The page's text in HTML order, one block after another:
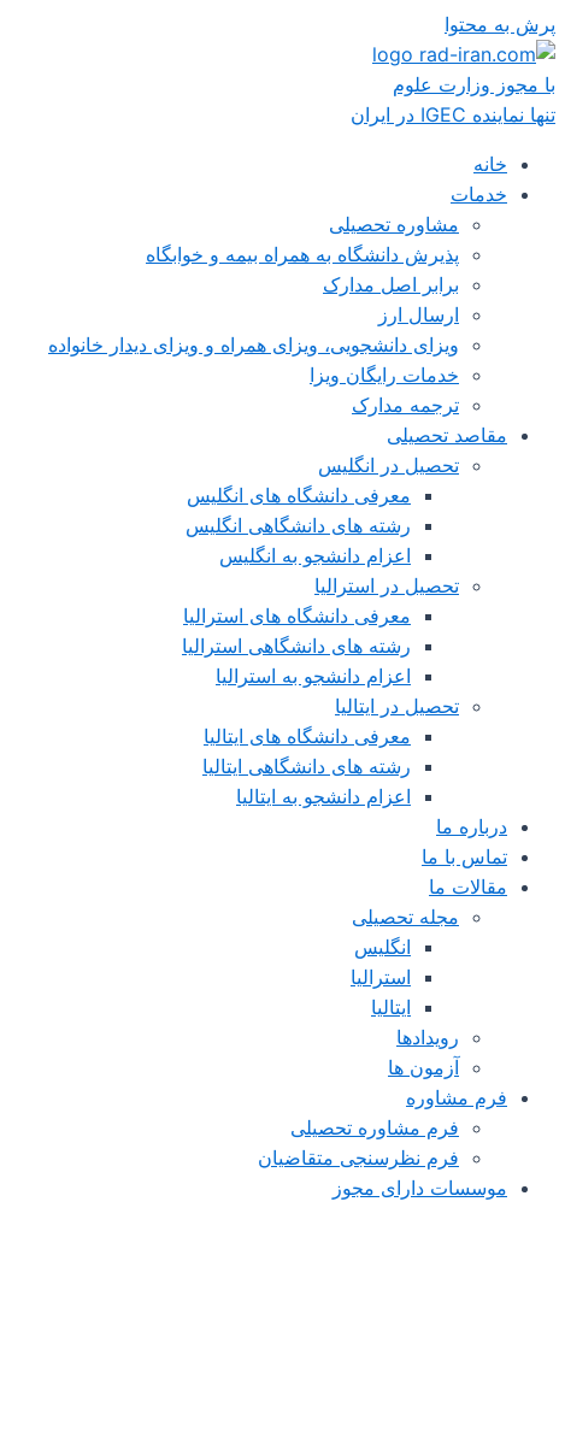
پرش به محتوا
با مجوز وزارت علوم
تنها نماینده IGEC در ایران
خانه
خدمات
مشاوره تحصیلی
پذیرش دانشگاه به همراه بیمه و خوابگاه
برابر اصل مدارک
ارسال ارز
ویزای دانشجویی، ویزای همراه و ویزای دیدار خانواده
خدمات رایگان ویزا
ترجمه مدارک
مقاصد تحصیلی
تحصیل در انگلیس
معرفی دانشگاه های انگلیس
رشته های دانشگاهی انگلیس
اعزام دانشجو به انگلیس
تحصیل در استرالیا
معرفی دانشگاه های استرالیا
رشته های دانشگاهی استرالیا
اعزام دانشجو به استرالیا
تحصیل در ایتالیا
معرفی دانشگاه های ایتالیا
رشته های دانشگاهی ایتالیا
اعزام دانشجو به ایتالیا
درباره ما
تماس با ما
مقالات ما
مجله تحصیلی
انگلیس
استرالیا
ایتالیا
رویدادها
آزمون ها
فرم مشاوره
فرم مشاوره تحصیلی
فرم نظرسنجی متقاضیان
موسسات دارای مجوز